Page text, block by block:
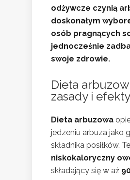
odżywcze czynią
doskonałym
osób pragnących
jednocześnie
swoje zdrowie.
Dieta
zasady i efekty
Dieta arbuzowa
jedzeniu arbuza jako
składnika posiłków.
niskokaloryczny
składający się w aż